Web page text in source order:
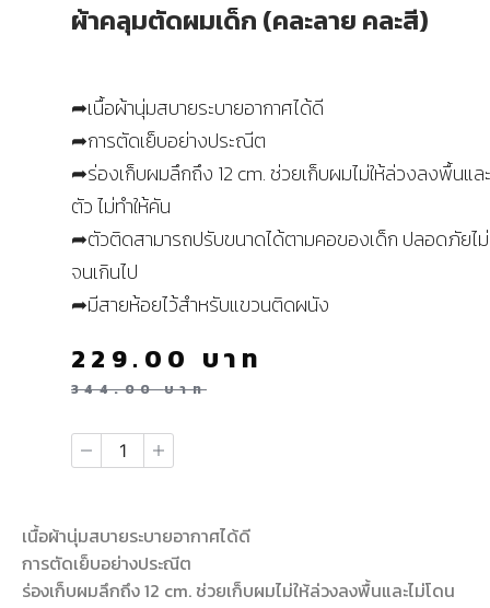
ผ้าคลุมตัดผมเด็ก (คละลาย คละสี)
➦เนื้อผ้านุ่มสบายระบายอากาศได้ดี
➦การตัดเย็บอย่างประณีต
➦ร่องเก็บผมลึกถึง 12 cm. ช่วยเก็บผมไม่ให้ล่วงลงพื้นแล
ตัว ไม่ทำให้คัน
➦ตัวติดสามารถปรับขนาดได้ตามคอของเด็ก ปลอดภัยไ
จนเกินไป
➦มีสายห้อยไว้สำหรับแขวนติดผนัง
344.00บาท
229.00 บาท
เนื้อผ้านุ่มสบายระบายอากาศได้ดี
การตัดเย็บอย่างประณีต
ร่องเก็บผมลึกถึง 12 cm. ช่วยเก็บผมไม่ให้ล่วงลงพื้นและไม่โดน